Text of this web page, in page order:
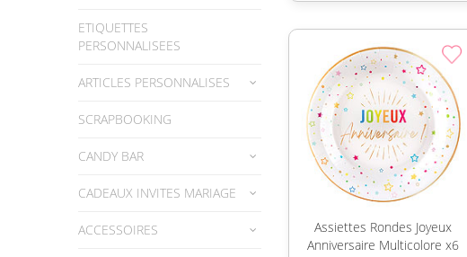
ETIQUETTES
PERSONNALISEES
ARTICLES PERSONNALISES
SCRAPBOOKING
CANDY BAR
CADEAUX INVITES MARIAGE
ACCESSOIRES
Assiettes Rondes Joyeux
Anniversaire Multicolore x6